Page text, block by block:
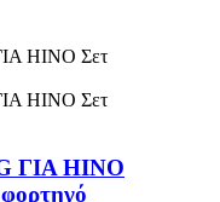
ΓΙΑ HINO